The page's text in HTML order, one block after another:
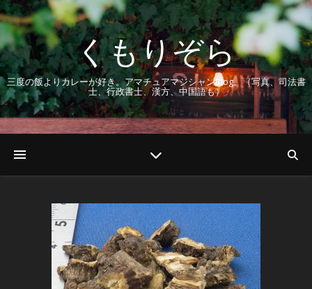
くもりぞら
三度の飯よりカレーが好き。アマチュアマジシャンBlog。（写真、司法書
士、行政書士、漢方、中国語も）